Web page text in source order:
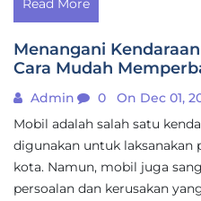
Read More
Menangani
Cara Mudah
Admin 0
On Dec 01,
Mobil adalah salah satu
digunakan untuk laksanakan
kota. Namun, mobil juga
persoalan dan kerusakan